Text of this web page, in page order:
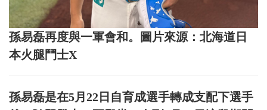
孫易磊再度與一軍會和。圖片來源：北海道日
本火腿鬥士X
孫易磊是在5月22日自育成選手轉成支配下選手